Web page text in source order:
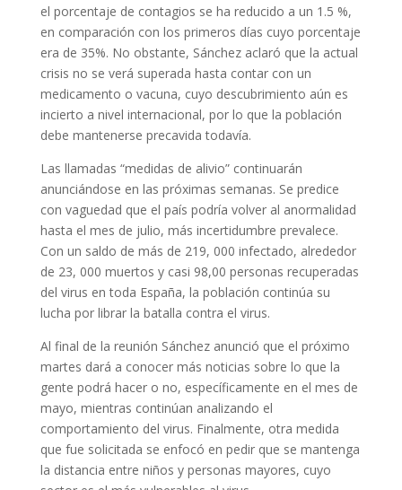
el porcentaje de contagios se ha reducido a un 1.5 %,
en comparación con los primeros días cuyo porcentaje
era de 35%. No obstante, Sánchez aclaró que la actual
crisis no se verá superada hasta contar con un
medicamento o vacuna, cuyo descubrimiento aún es
incierto a nivel internacional, por lo que la población
debe mantenerse precavida todavía.
Las llamadas “medidas de alivio” continuarán
anunciándose en las próximas semanas. Se predice
con vaguedad que el país podría volver al anormalidad
hasta el mes de julio, más incertidumbre prevalece.
Con un saldo de más de 219, 000 infectado, alrededor
de 23, 000 muertos y casi 98,00 personas recuperadas
del virus en toda España, la población continúa su
lucha por librar la batalla contra el virus.
Al final de la reunión Sánchez anunció que el próximo
martes dará a conocer más noticias sobre lo que la
gente podrá hacer o no, específicamente en el mes de
mayo, mientras continúan analizando el
comportamiento del virus. Finalmente, otra medida
que fue solicitada se enfocó en pedir que se mantenga
la distancia entre niños y personas mayores, cuyo